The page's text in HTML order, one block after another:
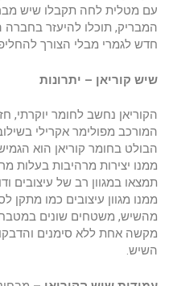
עם מטלית לחה תקבלו שיש
המבריק, תוכלו להיעזר
חדש לגמרי מבלי הצורך
שיש קוריאן – יתרונות
הקוריאן נחשב לחומר יוקרתי,
המורכב מפולימר אקרילי
הבולט בחומר קוריאן הוא
ממנו יצירות מרהיבות בעלות
תמצאו במגוון רב של עיצובים
ממנו מגוון עיצובים כמו מתקן
מהשיש, משטחים שונים
מקשה אחת ללא סימנים
השיש.